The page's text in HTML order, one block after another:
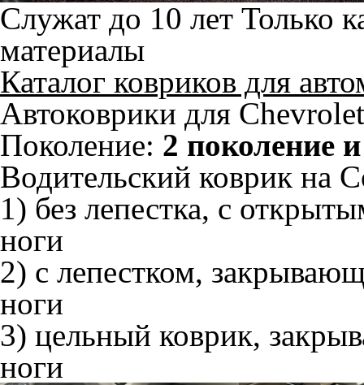
Служат до 10 лет Только
материалы
Каталог ковриков для
Автоковрики для
Поколение: 2 поколение
Водительский коврик на
1) без лепестка, с
ноги
2) с лепестком,
ноги
3) цельный коврик,
ноги